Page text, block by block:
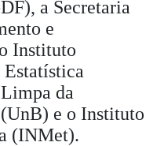
a Secretaria
e
Instituto
da
e o Instituto
(INMet).